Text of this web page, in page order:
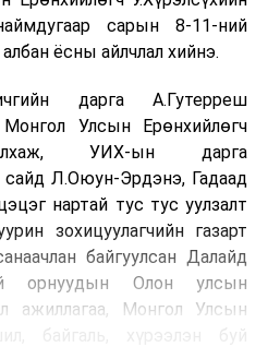
сарын 8-11-ний
ёсны айлчлал хийнэ.
дарга А.Гутерреш
Монгол Улсын Ерөнхийлөгч
УИХ-ын дарга
сайд Л.Оюун-Эрдэнэ, Гадаад
нартай тус тус уулзалт
зохицуулагчийн газарт
байгуулсан Далайд
орнуудын Олон улсын
ажиллагаа, Монгол Улсын